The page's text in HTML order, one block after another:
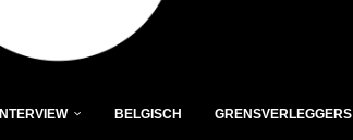
INTERVIEW BELGISCH GRENSVERLEGGERS